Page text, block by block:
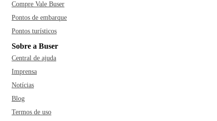
Compre Vale Buser
Pontos de embarque
Pontos turísticos
Sobre a Buser
Central de ajuda
Imprensa
Notícias
Blog
Termos de uso